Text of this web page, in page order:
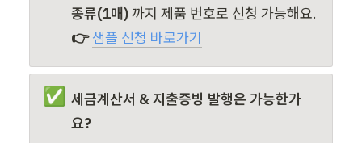
종류(1매) 까지 제품 번호로 신청 가능해요.
👉 샘플 신청 바로가기
✅ 세금계산서 & 지출증빙 발행은 가능한가
요?